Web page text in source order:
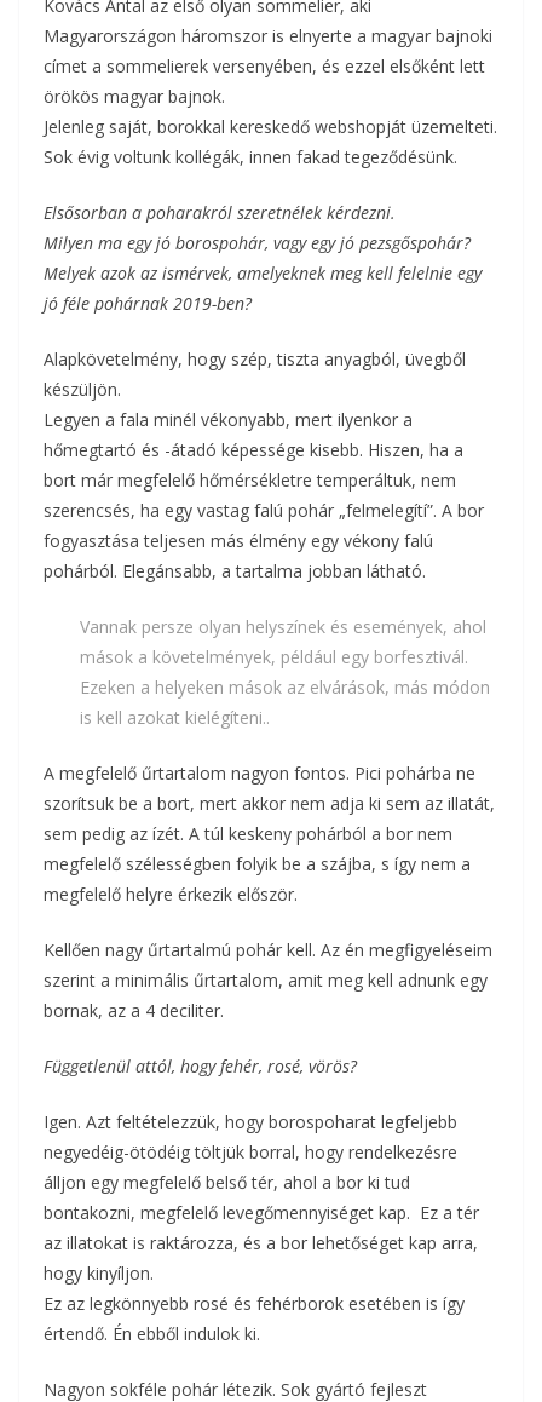
Kovács Antal az első olyan sommelier, aki
Magyarországon háromszor is elnyerte a magyar bajnoki
címet a sommelierek versenyében, és ezzel elsőként lett
örökös magyar bajnok.
Jelenleg saját, borokkal kereskedő webshopját üzemelteti.
Sok évig voltunk kollégák, innen fakad tegeződésünk.
Elsősorban a poharakról szeretnélek kérdezni.
Milyen ma egy jó borospohár, vagy egy jó pezsgőspohár?
Melyek azok az ismérvek, amelyeknek meg kell felelnie egy
jó féle pohárnak 2019-ben?
Alapkövetelmény, hogy szép, tiszta anyagból, üvegből
készüljön.
Legyen a fala minél vékonyabb, mert ilyenkor a
hőmegtartó és -átadó képessége kisebb. Hiszen, ha a
bort már megfelelő hőmérsékletre temperáltuk, nem
szerencsés, ha egy vastag falú pohár „felmelegítí”. A bor
fogyasztása teljesen más élmény egy vékony falú
pohárból. Elegánsabb, a tartalma jobban látható.
Vannak persze olyan helyszínek és események, ahol
mások a követelmények, például egy borfesztivál.
Ezeken a helyeken mások az elvárások, más módon
is kell azokat kielégíteni..
A megfelelő űrtartalom nagyon fontos. Pici pohárba ne
szorítsuk be a bort, mert akkor nem adja ki sem az illatát,
sem pedig az ízét. A túl keskeny pohárból a bor nem
megfelelő szélességben folyik be a szájba, s így nem a
megfelelő helyre érkezik először.
Kellően nagy űrtartalmú pohár kell. Az én megfigyeléseim
szerint a minimális űrtartalom, amit meg kell adnunk egy
bornak, az a 4 deciliter.
Függetlenül attól, hogy fehér, rosé, vörös?
Igen. Azt feltételezzük, hogy borospoharat legfeljebb
negyedéig-ötödéig töltjük borral, hogy rendelkezésre
álljon egy megfelelő belső tér, ahol a bor ki tud
bontakozni, megfelelő levegőmennyiséget kap. Ez a tér
az illatokat is raktározza, és a bor lehetőséget kap arra,
hogy kinyíljon.
Ez az legkönnyebb rosé és fehérborok esetében is így
értendő. Én ebből indulok ki.
Nagyon sokféle pohár létezik. Sok gyártó fejleszt